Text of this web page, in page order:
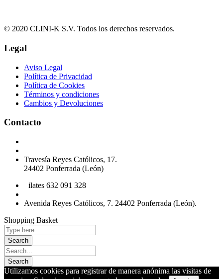
© 2020 CLINI-K S.V. Todos los derechos reservados.
Legal
Aviso Legal
Política de Privacidad
Política de Cookies
Términos y condiciones
Cambios y Devoluciones
Contacto
Travesía Reyes Católicos, 17.
24402 Ponferrada (León)
ilates 632 091 328
Avenida Reyes Católicos, 7. 24402 Ponferrada (León).
Shopping Basket
Utilizamos cookies para registrar de manera anónima las visitas de